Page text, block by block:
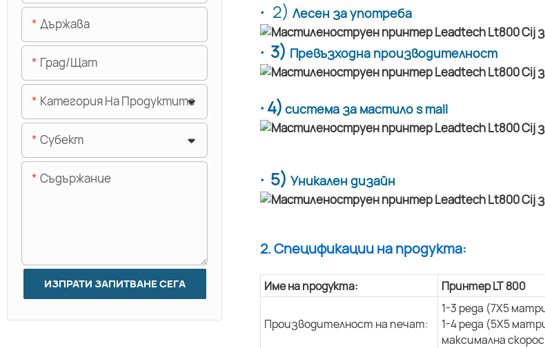
· 2)Лесен за употреба
· 3) Превъзходна производителност
· 4) система за мастило s mall
· 5)Уникален дизайн
2. Спецификации на продукта:
Име на продукта: Принтер LT 800
Производителност на печат:
1-3 реда (7X5
1-4 реда (5X5
максимална
Държава
Град/щат
Категория На Продуктите
Субект
Съдържание
ИЗПРАТИ ЗАПИТВАНЕ СЕГА